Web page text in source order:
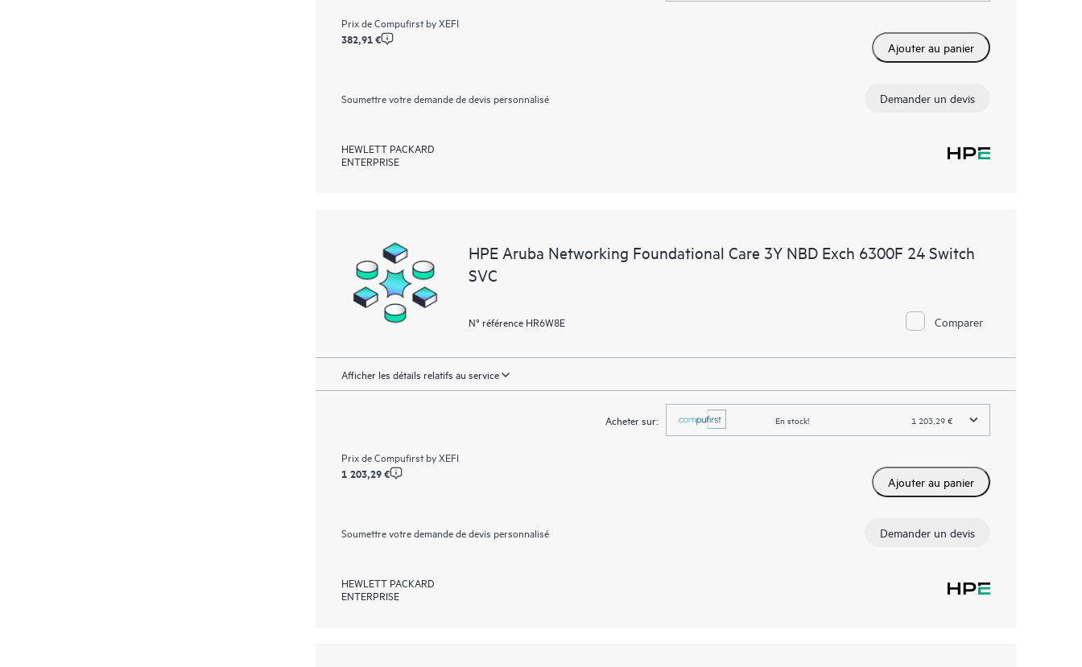
Prix deCompufirst by XEFI
382,91 €
Ajouter au panier
Soumettre votre demande de devis personnalisé Demander un devis
HEWLETT PACKARD
ENTERPRISE
HPE Aruba Networking Foundational Care 3Y NBD Exch 6300F 24 Switch
SVC
N° référence HR6W8E Comparer
Afficher les détails relatifs au service
Acheter sur: En stock! 1 203,29 €
Prix deCompufirst by XEFI
1 203,29 €
Ajouter au panier
Soumettre votre demande de devis personnalisé Demander un devis
HEWLETT PACKARD
ENTERPRISE